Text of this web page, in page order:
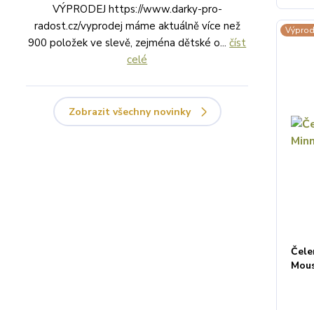
VÝPRODEJ https://www.darky-pro-
radost.cz/vyprodej máme aktuálně více než
900 položek ve slevě, zejména dětské o...číst
celé
Zobrazit všechny novinky